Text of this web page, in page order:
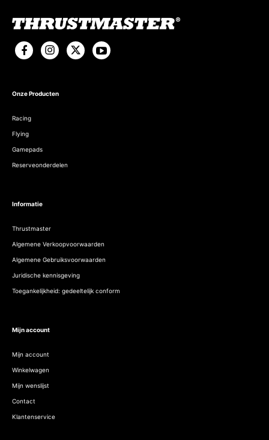
Onze Producten
Racing
Flying
Gamepads
Reserveonderdelen
Informatie
Thrustmaster
Algemene Verkoopvoorwaarden
Algemene Gebruiksvoorwaarden
Juridische kennisgeving
Toegankelijkheid: gedeeltelijk conform
Mijn account
Mijn account
Winkelwagen
Mijn wenslijst
Contact
Klantenservice